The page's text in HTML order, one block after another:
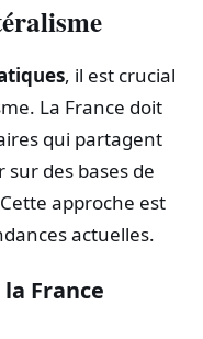
, il est crucial
La France doit
qui partagent
sur des bases de
approche est
actuelles.
France